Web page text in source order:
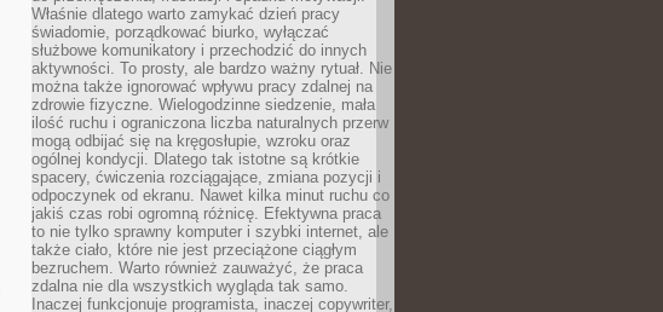
Właśnie dlatego warto zamykać dzień pracy
świadomie, porządkować biurko, wyłączać
służbowe komunikatory i przechodzić do innych
aktywności. To prosty, ale bardzo ważny rytuał. Nie
można także ignorować wpływu pracy zdalnej na
zdrowie fizyczne. Wielogodzinne siedzenie, mała
ilość ruchu i ograniczona liczba naturalnych przerw
mogą odbijać się na kręgosłupie, wzroku oraz
ogólnej kondycji. Dlatego tak istotne są krótkie
spacery, ćwiczenia rozciągające, zmiana pozycji i
odpoczynek od ekranu. Nawet kilka minut ruchu co
jakiś czas robi ogromną różnicę. Efektywna praca
to nie tylko sprawny komputer i szybki internet, ale
także ciało, które nie jest przeciążone ciągłym
bezruchem. Warto również zauważyć, że praca
zdalna nie dla wszystkich wygląda tak samo.
Inaczej funkcjonuje programista, inaczej copywriter,